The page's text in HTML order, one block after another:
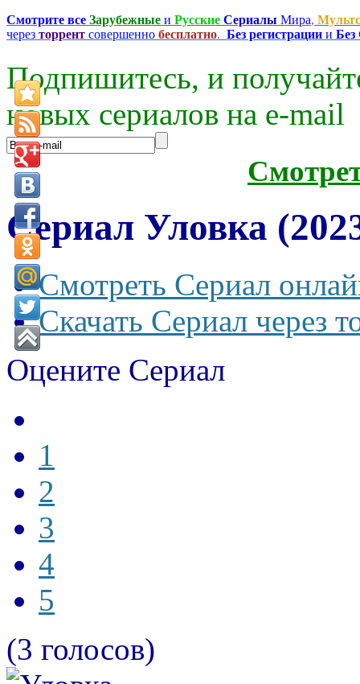
Смотрите все Зарубежные и Русские Сериалы Мира,
через торрент совершенно бесплатно. Без регистрации и
Подпишитесь, и
новых сериалов на e-mаil
Сериал Уловка
Смотреть Сериал
Скачать Сериал через
Оцените Сериал
1
2
3
4
5
(3 голосов)